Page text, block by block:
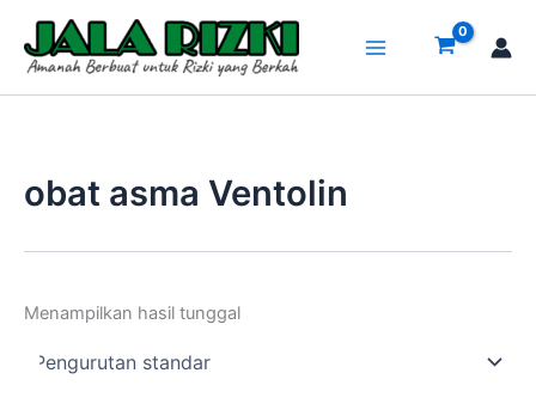
konten
obat asma Ventolin
Menampilkan hasil tunggal